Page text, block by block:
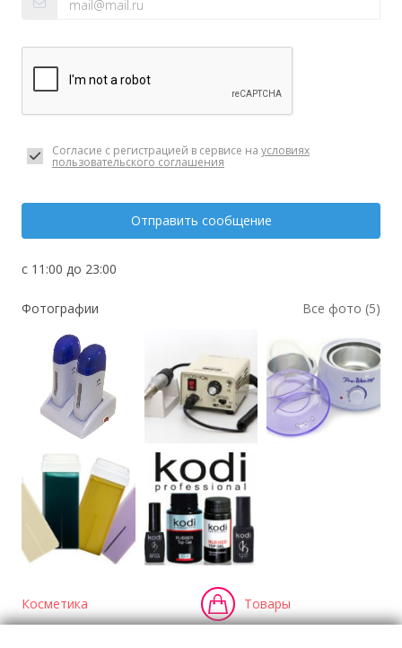
Согласие с регистрацией в сервисе на условиях
пользовательского соглашения
Отправить сообщение
с 11:00 до 23:00
Фотографии Все фото (5)
Косметика Товары